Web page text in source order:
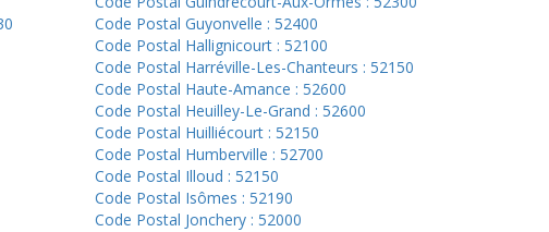
Code Postal Guyonvelle : 52400
Code Postal Hallignicourt : 52100
Code Postal Harréville-Les-Chanteurs : 52150
Code Postal Haute-Amance : 52600
Code Postal Heuilley-Le-Grand : 52600
Code Postal Huilliécourt : 52150
Code Postal Humberville : 52700
Code Postal Illoud : 52150
Code Postal Isômes : 52190
Code Postal Jonchery : 52000